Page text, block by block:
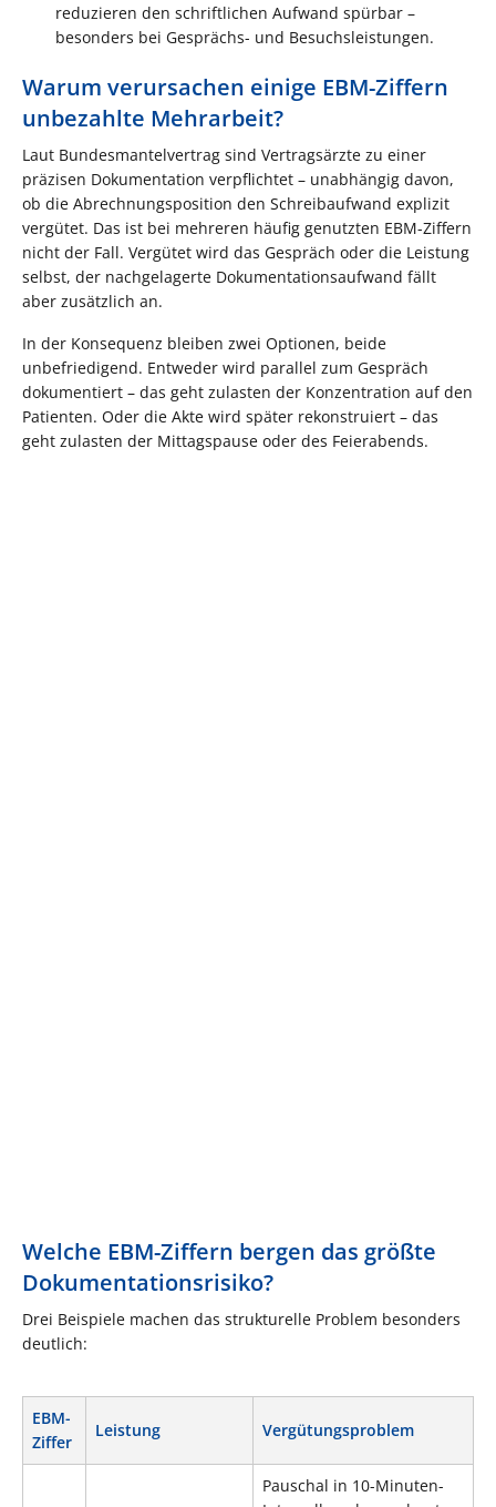
reduzieren den schriftlichen Aufwand spürbar –
besonders bei Gesprächs- und Besuchsleistungen.
Warum verursachen einige EBM-Ziffern
unbezahlte Mehrarbeit?
Laut Bundesmantelvertrag sind Vertragsärzte zu einer
präzisen Dokumentation verpflichtet – unabhängig davon,
ob die Abrechnungsposition den Schreibaufwand explizit
vergütet. Das ist bei mehreren häufig genutzten EBM-Ziffern
nicht der Fall. Vergütet wird das Gespräch oder die Leistung
selbst, der nachgelagerte Dokumentationsaufwand fällt
aber zusätzlich an.
In der Konsequenz bleiben zwei Optionen, beide
unbefriedigend. Entweder wird parallel zum Gespräch
dokumentiert – das geht zulasten der Konzentration auf den
Patienten. Oder die Akte wird später rekonstruiert – das
geht zulasten der Mittagspause oder des Feierabends.
Welche EBM-Ziffern bergen das größte
Dokumentationsrisiko?
Drei Beispiele machen das strukturelle Problem besonders
deutlich:
EBM-
Ziffer
Leistung Vergütungsproblem
Pauschal in 10-Minuten-